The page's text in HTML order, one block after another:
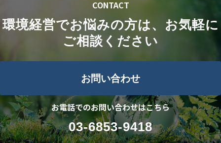
CONTACT
環境経営でお悩みの方は、お気軽に
ご相談ください
お問い合わせ
お電話でのお問い合わせはこちら
03-6853-9418